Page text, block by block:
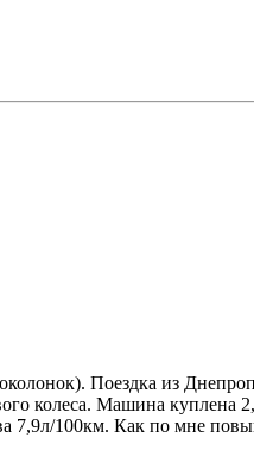
Поездка из
колеса. Машина
7,9л/100км. Как по мне